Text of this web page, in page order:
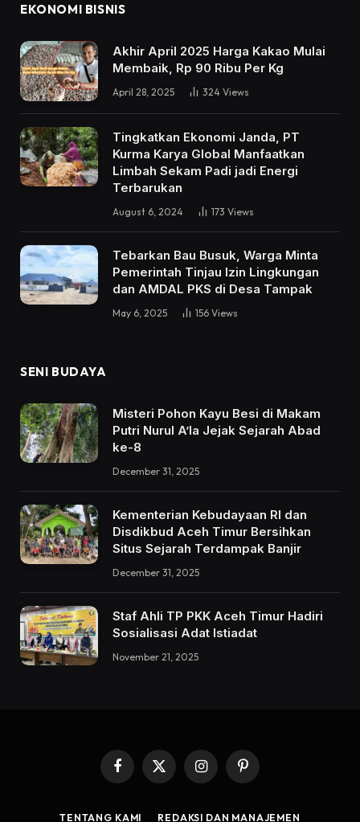
EKONOMI BISNIS
Akhir April 2025 Harga Kakao Mulai
Membaik, Rp 90 Ribu Per Kg
April 28, 2025 324 Views
Tingkatkan Ekonomi Janda, PT
Kurma Karya Global Manfaatkan
Limbah Sekam Padi jadi Energi
Terbarukan
August 6, 2024 173 Views
Tebarkan Bau Busuk, Warga Minta
Pemerintah Tinjau Izin Lingkungan
dan AMDAL PKS di Desa Tampak
May 6, 2025 156 Views
SENI BUDAYA
Misteri Pohon Kayu Besi di Makam
Putri Nurul A’la Jejak Sejarah Abad
ke-8
December 31, 2025
Kementerian Kebudayaan RI dan
Disdikbud Aceh Timur Bersihkan
Situs Sejarah Terdampak Banjir
December 31, 2025
Staf Ahli TP PKK Aceh Timur Hadiri
Sosialisasi Adat Istiadat
November 21, 2025
Facebook
X
InstagramPinterest
TENTANG KAMI REDAKSI DAN MANAJEMEN